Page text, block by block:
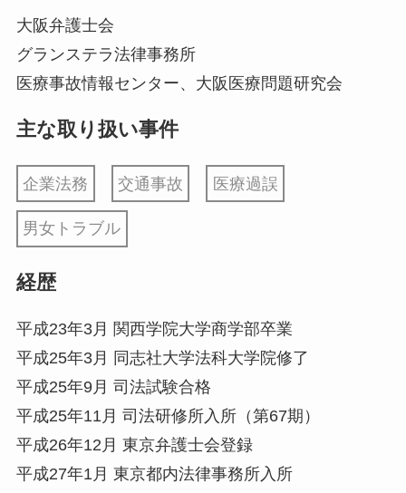
大阪弁護士会
グランステラ法律事務所
医療事故情報センター、大阪医療問題研究会
主な取り扱い事件
企業法務 交通事故 医療過誤
男女トラブル
経歴
平成23年3月 関西学院大学商学部卒業
平成25年3月 同志社大学法科大学院修了
平成25年9月 司法試験合格
平成25年11月 司法研修所入所（第67期）
平成26年12月 東京弁護士会登録
平成27年1月 東京都内法律事務所入所